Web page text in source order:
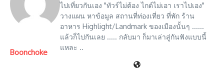
Boonchoke
ไปเที่ยวกันเอง "ทัวร์ไม่ต้อง ไกด์ไม่เอา เราไปเอง"
วางแผน หาข้อมูล สถานที่ท่องเที่ยว ที่พัก ร้าน
อาหาร Highlight/Landmark ของเมืองนั้นๆ ......
แล้วก็ไปกันเลย ..... กลับมา ก็มาเล่าสู่กันฟังแบบนี้
แหละ ..